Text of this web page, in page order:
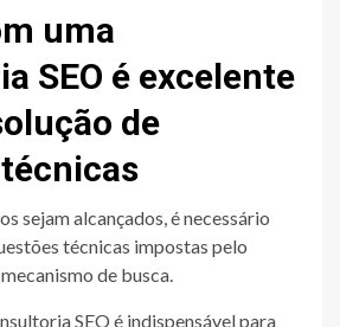
uma
SEO é excelente
de
sejam alcançados, é necessário
técnicas impostas pelo
de busca.
SEO é indispensável para